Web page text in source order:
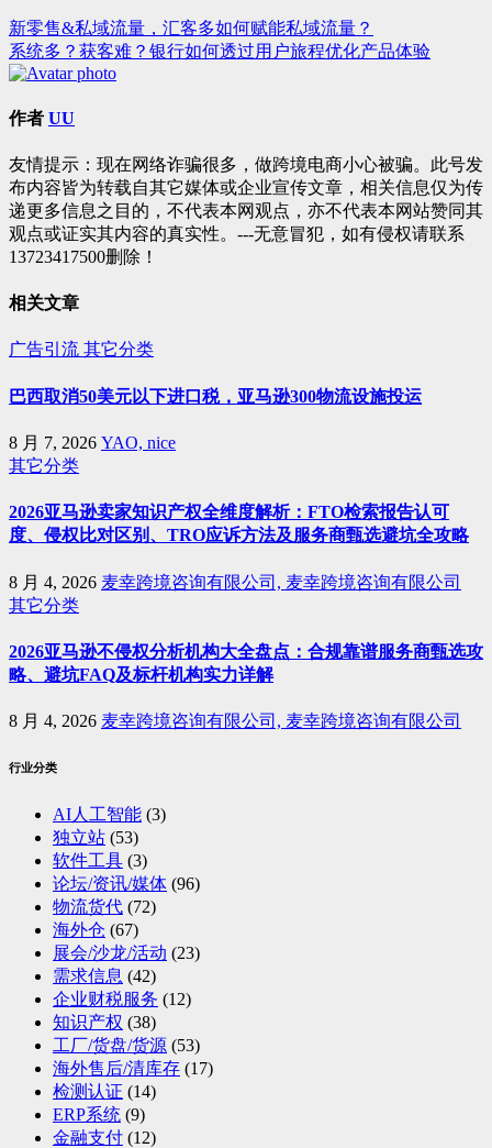
文
章
导
新零售&私域流量，汇客多如何赋能私域流量？
系统多？获客难？银行如何透过用户旅程优化产品体验
作者 UU
友情提示：现在网络诈骗很多，做跨境电商小心被骗。此号发
布内容皆为转载自其它媒体或企业宣传文章，相关信息仅为传
递更多信息之目的，不代表本网观点，亦不代表本网站赞同其
观点或证实其内容的真实性。---无意冒犯，如有侵权请联系
13723417500删除！
相关文章
广告引流 其它分类
巴西取消50美元以下进口税，亚马逊300物流设施投运
8 月 7, 2026 YAO, nice
其它分类
2026亚马逊卖家知识产权全维度解析：FTO检索报告认可
度、侵权比对区别、TRO应诉方法及服务商甄选避坑全攻略
8 月 4, 2026 麦幸跨境咨询有限公司, 麦幸跨境咨询有限公司
其它分类
2026亚马逊不侵权分析机构大全盘点：合规靠谱服务商甄选攻
略、避坑FAQ及标杆机构实力详解
8 月 4, 2026 麦幸跨境咨询有限公司, 麦幸跨境咨询有限公司
行业分类
AI人工智能 (3)
独立站 (53)
软件工具 (3)
论坛/资讯/媒体 (96)
物流货代 (72)
海外仓 (67)
展会/沙龙/活动 (23)
需求信息 (42)
企业财税服务 (12)
知识产权 (38)
工厂/货盘/货源 (53)
海外售后/清库存 (17)
检测认证 (14)
ERP系统 (9)
金融支付 (12)